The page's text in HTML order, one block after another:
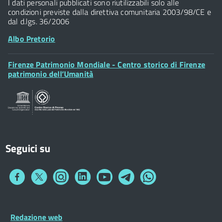
Posta Elettronica Certificata
I dati personali pubblicati sono riutilizzabili solo alle
condizioni previste dalla direttiva comunitaria 2003/98/CE e
dal d.lgs. 36/2006
Albo Pretorio
Footer
Widget
Firenze Patrimonio Mondiale - Centro storico di Firenze
patrimonio dell’Umanità
Seguici su
Collegamento
Collegamento
a
Collegamento
a
Collegamento
a
Collegamento
a
Collegamento
a
Collegamento
a
Footer
Redazione web